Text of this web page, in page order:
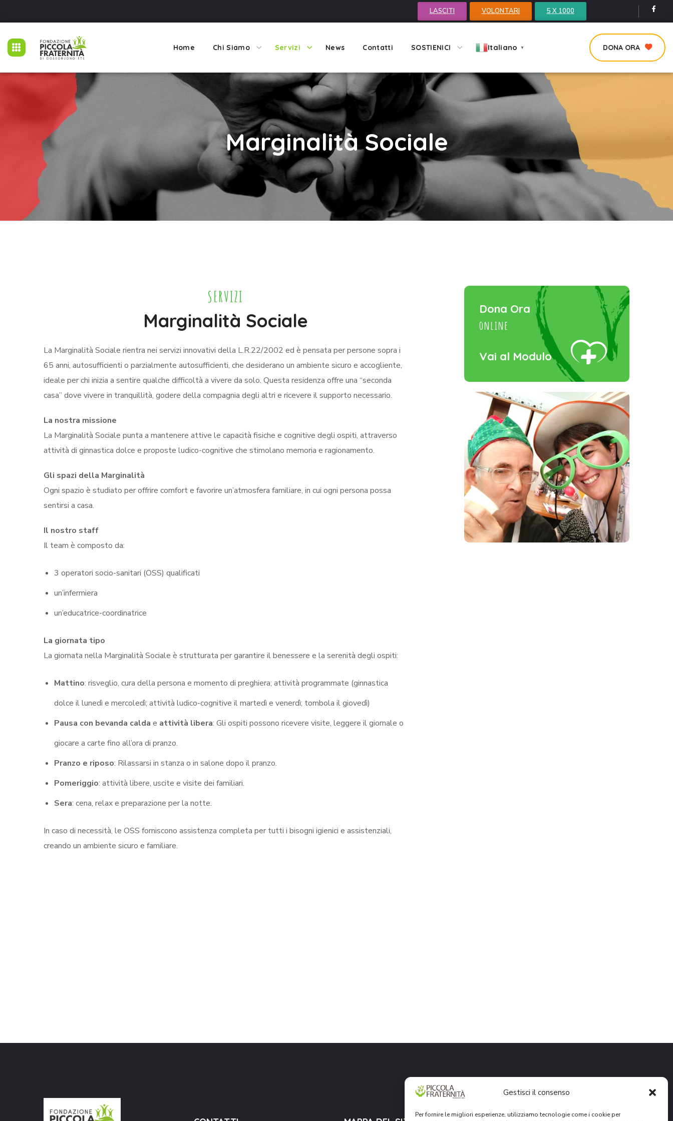
Gestisci il consenso
Per fornire le migliori esperienze, utilizziamo tecnologie come i cookie per
LASCITI VOLONTARI 5 X 1000
Home Chi Siamo Servizi News Contatti SOSTIENICI Italiano ▼ DONA ORA
Marginalità Sociale
SERVIZI
Marginalità Sociale
La Marginalità Sociale rientra nei servizi innovativi della L.R.22/2002 ed è pensata per persone sopra i
65 anni, autosufficienti o parzialmente autosufficienti, che desiderano un ambiente sicuro e accogliente,
ideale per chi inizia a sentire qualche difficoltà a vivere da solo. Questa residenza offre una “seconda
casa” dove vivere in tranquillità, godere della compagnia degli altri e ricevere il supporto necessario.
La nostra missione
La Marginalità Sociale punta a mantenere attive le capacità fisiche e cognitive degli ospiti, attraverso
attività di ginnastica dolce e proposte ludico-cognitive che stimolano memoria e ragionamento.
Gli spazi della Marginalità
Ogni spazio è studiato per offrire comfort e favorire un’atmosfera familiare, in cui ogni persona possa
sentirsi a casa.
Il nostro staff
Il team è composto da:
3 operatori socio-sanitari (OSS) qualificati
un’infermiera
un’educatrice-coordinatrice
La giornata tipo
La giornata nella Marginalità Sociale è strutturata per garantire il benessere e la serenità degli ospiti:
Mattino: risveglio, cura della persona e momento di preghiera; attività programmate (ginnastica
dolce il lunedì e mercoledì; attività ludico-cognitive il martedì e venerdì; tombola il giovedì)
Pausa con bevanda calda e attività libera: Gli ospiti possono ricevere visite, leggere il giornale o
giocare a carte fino all’ora di pranzo.
Pranzo e riposo: Rilassarsi in stanza o in salone dopo il pranzo.
Pomeriggio: attività libere, uscite e visite dei familiari.
Sera: cena, relax e preparazione per la notte.
In caso di necessità, le OSS forniscono assistenza completa per tutti i bisogni igienici e assistenziali,
creando un ambiente sicuro e familiare.
Dona Ora
online
Vai al Modulo